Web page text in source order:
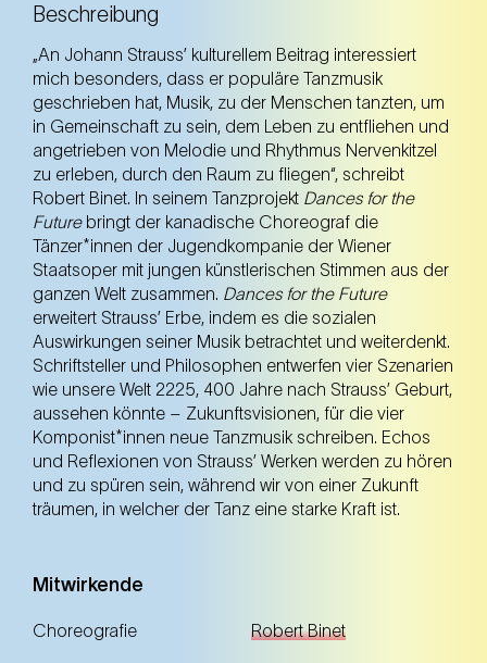
NEST – Neue Staatsoper im Künstlerhaus (1. Bezirk)
Ticket kaufen
12. Okt.
Sonntag
11.00 Uhr
NEST – Neue Staatsoper im Künstlerhaus (1.
Bezirk)
NEST – Neue Staatsoper im Künstlerhaus (1. Bezirk)
Ticket kaufen
12. Okt.
Sonntag
17.00 Uhr
NEST – Neue Staatsoper im Künstlerhaus (1.
Bezirk)
NEST – Neue Staatsoper im Künstlerhaus (1. Bezirk)
Beschreibung
„An Johann Strauss’ kulturellem Beitrag interessiert
mich besonders, dass er populäre Tanzmusik
geschrieben hat, Musik, zu der Menschen tanzten, um
in Gemeinschaft zu sein, dem Leben zu entfliehen und
angetrieben von Melodie und Rhythmus Nervenkitzel
zu erleben, durch den Raum zu fliegen“, schreibt
Robert Binet. In seinem Tanzprojekt Dances for the
Futurebringt der kanadische Choreograf die
Tänzer*innen der Jugendkompanie der Wiener
Staatsoper mit jungen künstlerischen Stimmen aus der
ganzen Welt zusammen. Dances for the Future
erweitert Strauss’ Erbe, indem es die sozialen
Auswirkungen seiner Musik betrachtet und weiterdenkt.
Schriftsteller und Philosophen entwerfen vier Szenarien
wie unsere Welt 2225, 400 Jahre nach Strauss’ Geburt,
aussehen könnte – Zukunftsvisionen, für die vier
Komponist*innen neue Tanzmusik schreiben. Echos
und Reflexionen von Strauss’ Werken werden zu hören
und zu spüren sein, während wir von einer Zukunft
träumen, in welcher der Tanz eine starke Kraft ist.
Mitwirkende
Choreografie Robert Binet